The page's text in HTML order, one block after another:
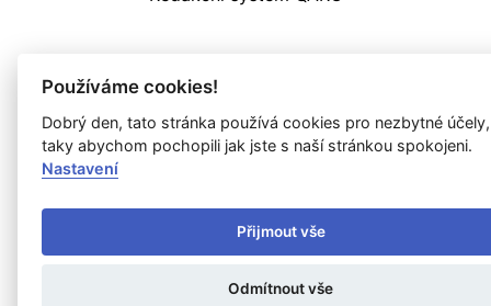
Používáme cookies!
Dobrý den, tato stránka používá cookies pro nezbytné
taky abychom pochopili jak jste s naší stránkou spokojeni.
Nastavení
Přijmout vše
Odmítnout vše